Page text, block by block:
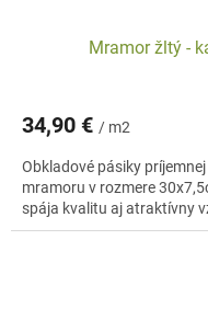
Mramor žltý -
34,90 € / m2
Obkladové pásiky
mramoru v rozmere
spája kvalitu aj atraktívny